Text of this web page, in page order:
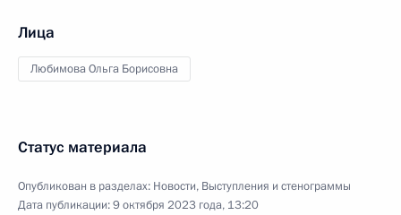
Лица
Любимова Ольга Борисовна
Статус материала
Опубликован в разделах: Новости, Выступления и стенограммы
Дата публикации:9 октября 2023 года, 13:20